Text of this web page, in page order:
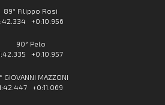
89° Filippo Rosi
+0:10.956
90° Pelo
+0:10.957
GIOVANNI MAZZONI
+0:11.069